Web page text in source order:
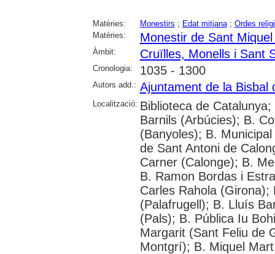
Matèries: Monestirs ; Edat mitjana; Ordes
Matèries:
Monestir de Sant
Àmbit: Cruïlles, Monells i Sant
Cronologia: 1035 - 1300
Autors add.: Ajuntament de la Bisbal
Localització: Biblioteca de
Barnils (Arbúcies); B.
(Banyoles); B.
de Sant Antoni de
Carner (Calonge); B.
B. Ramon Bordas i
Carles Rahola
(Palafrugell); B. Lluís
(Pals); B. Pública Iu
Margarit (Sant Feliu de
Montgrí); B. Miquel